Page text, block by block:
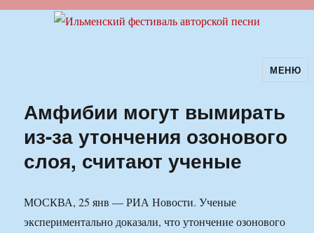
Ильменский фестиваль авторскойМЕНЮ
Амфибии могут вымирать
из-за утончения озонового
слоя, считают ученые
МОСКВА, 25 янв — РИА Новости. Ученые
экспериментально доказали, что утончение озонового